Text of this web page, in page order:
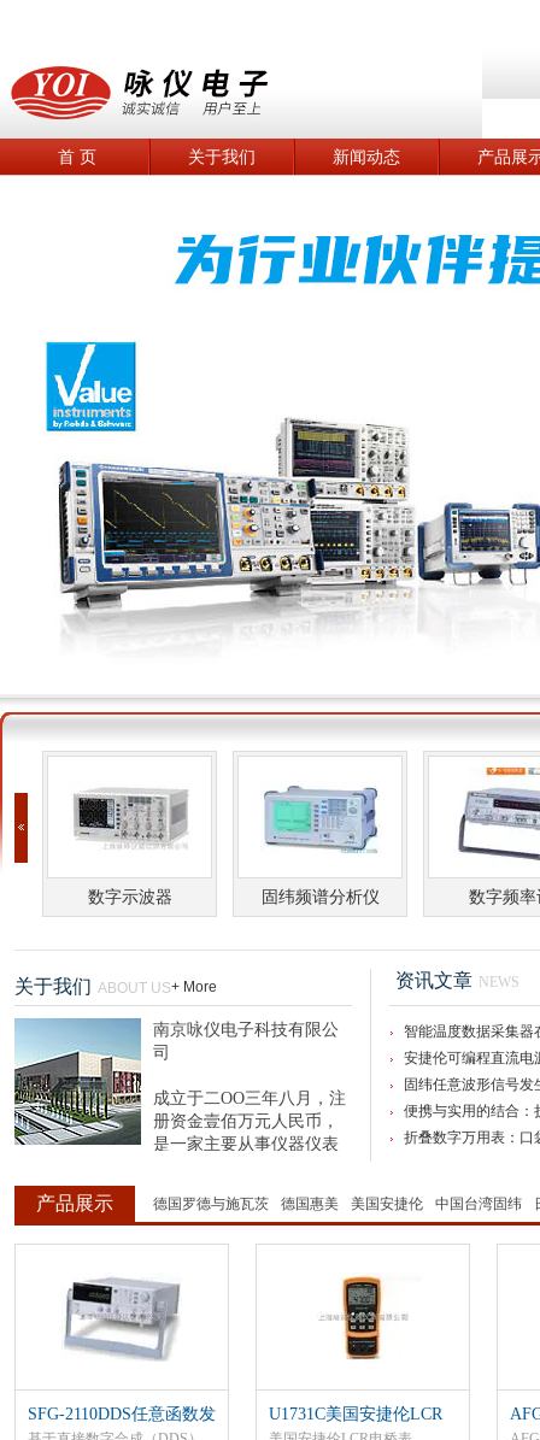
首 页 关于我们 新闻动态 产品展
数字示波器 固纬频谱分析仪 数字频率
关于我们 ABOUT US+ More
南京咏仪电子科技有限公
司
成立于二OO三年八月，注
册资金壹佰万元人民币，
是一家主要从事仪器仪表
千家仪研所及原制造厂商的上万个品种的测量
仪器及仪表。在同行领域中，我公司以科学管
资讯文章 NEWS
智能温度数据采集器
践
安捷伦可编程直流电
固纬任意波形信号
便携与实用的结合：
折叠数字万用表：口
产品展示 德国罗德与施瓦茨 德国惠美 美国安捷伦 中国台湾固纬
SFG-2110DDS任意函数发
U1731C美国安捷伦LCR